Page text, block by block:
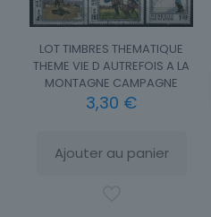
LOT TIMBRES THEMATIQUE
THEME VIE D AUTREFOIS A LA
MONTAGNE CAMPAGNE
3,30 €
Ajouter au panier